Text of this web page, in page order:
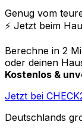
Genug vom
⚡️ Jetzt beim
Berechne in 2
oder deinen
Kostenlos &
Jetzt bei
Deutschlands